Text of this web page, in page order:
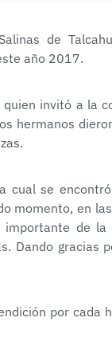
de
año 2017.
invitó a la
hermanos
cual se
momento, en
de
Dando gracias
por cada